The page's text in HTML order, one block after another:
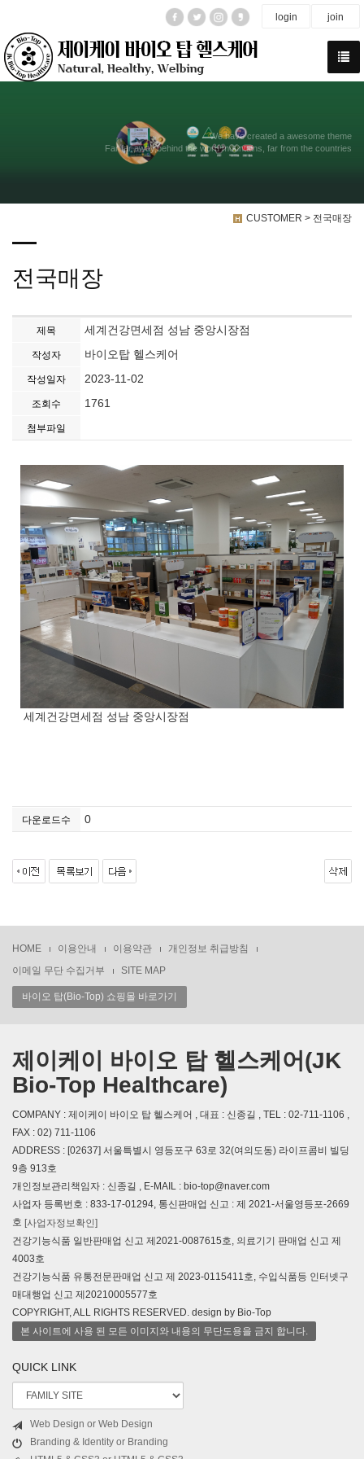
login join
We have created a awesome theme
Far far away,behind the word mountains, far from the countries
CUSTOMER > 전국매장
전국매장
제목 세계건강면세점 성남 중앙시장점
작성자 바이오탑 헬스케어
작성일자 2023-11-02
조회수 1761
첨부파일
세계건강면세점 성남 중앙시장점
다운로드수 0
HOME 이용안내 이용약관
개인정보 취급방침
이메일 무단 수집거부
SITE MAP
바이오 탑(Bio-Top) 쇼핑몰 바로가기
제이케이 바이오 탑 헬스케어(JK
Bio-Top Healthcare)
COMPANY : 제이케이 바이오 탑 헬스케어 , 대표 : 신종길 , TEL : 02-711-1106 ,
FAX : 02) 711-1106
ADDRESS : [02637] 서울특별시 영등포구 63로 32(여의도동) 라이프콤비 빌딩
9층 913호
개인정보관리책임자 : 신종길 , E-MAIL : bio-top@naver.com
사업자 등록번호 : 833-17-01294, 통신판매업 신고 : 제 2021-서울영등포-2669
호 [사업자정보확인]
건강기능식품 일반판매업 신고 제2021-0087615호, 의료기기 판매업 신고 제
4003호
건강기능식품 유통전문판매업 신고 제 2023-0115411호, 수입식품등 인터넷구
매대행업 신고 제20210005577호
COPYRIGHT, ALL RIGHTS RESERVED. design by Bio-Top
본 사이트에 사용 된 모든 이미지와 내용의 무단도용을 금지 합니다.
QUICK LINK
Web Design or Web Design
Branding & Identity or Branding